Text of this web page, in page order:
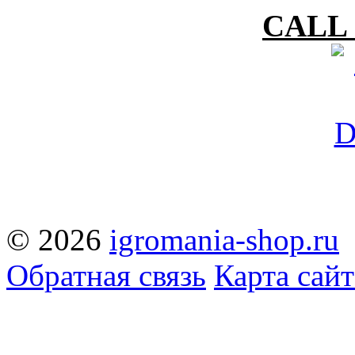
CALL
© 2026 igromania-shop.ru
Обратная связь Карта